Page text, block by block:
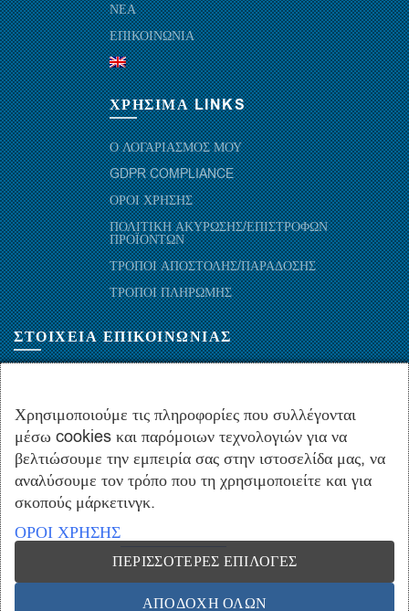
ΝΕΑ
ΕΠΙΚΟΙΝΩΝΙΑ
ΧΡΗΣΙΜΑ LINKS
Ο ΛΟΓΑΡΙΑΣΜΟΣ ΜΟΥ
GDPR COMPLIANCE
ΟΡΟΙ ΧΡΗΣΗΣ
ΠΟΛΙΤΙΚΗ ΑΚΥΡΩΣΗΣ/ΕΠΙΣΤΡΟΦΩΝ
ΠΡΟΪΟΝΤΩΝ
ΤΡΟΠΟΙ ΑΠΟΣΤΟΛΗΣ/ΠΑΡΑΔΟΣΗΣ
ΤΡΟΠΟΙ ΠΛΗΡΩΜΗΣ
ΣΤΟΙΧΕΙΑ ΕΠΙΚΟΙΝΩΝΙΑΣ
+30.210-5143367,+30.210-5154659,+30.210-5147842
+30.210-5133976
info@hydropac.gr
Δευτ. εως Παρ.: 08:00 - 16:00
Vrisko.gr
Χρησιμοποιούμε τις πληροφορίες που συλλέγονται
μέσω cookies και παρόμοιων τεχνολογιών για να
βελτιώσουμε την εμπειρία σας στην ιστοσελίδα μας, να
αναλύσουμε τον τρόπο που τη χρησιμοποιείτε και για
σκοπούς μάρκετινγκ.
ΟΡΟΙ ΧΡΗΣΗΣ
ΠΕΡΙΣΣΌΤΕΡΕΣ ΕΠΙΛΟΓΈΣ
ΑΠΟΔΟΧΉ ΌΛΩΝ